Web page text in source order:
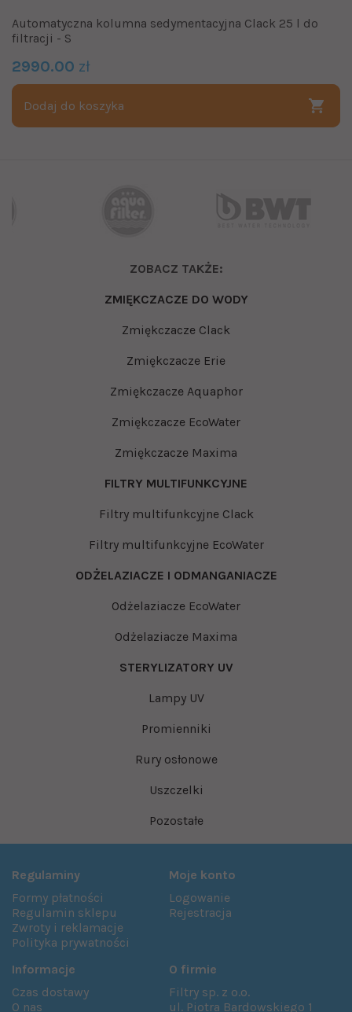
Automatyczna kolumna sedymentacyjna Clack 25 l do
filtracji - S
2990.00 zł
Dodaj do koszyka
ZOBACZ TAKŻE:
ZMIĘKCZACZE DO WODY
Zmiękczacze Clack
Zmiękczacze Erie
Zmiękczacze Aquaphor
Zmiękczacze EcoWater
Zmiękczacze Maxima
FILTRY MULTIFUNKCYJNE
Filtry multifunkcyjne Clack
Filtry multifunkcyjne EcoWater
ODŻELAZIACZE I ODMANGANIACZE
Odżelaziacze EcoWater
Odżelaziacze Maxima
STERYLIZATORY UV
Lampy UV
Promienniki
Rury osłonowe
Uszczelki
Pozostałe
Regulaminy
Formy płatności
Regulamin sklepu
Zwroty i reklamacje
Polityka prywatności
Moje konto
Logowanie
Rejestracja
Informacje
Czas dostawy
O nas
O firmie
Filtry sp. z o.o.
ul. Piotra Bardowskiego 1